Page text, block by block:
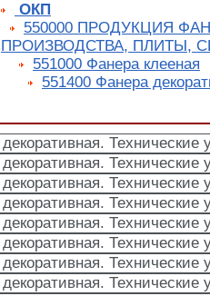
ОКП
550000 ПРОДУКЦИЯ
ПРОИЗВОДСТВА, ПЛИТЫ,
551000 Фанера клееная
551400 Фанера